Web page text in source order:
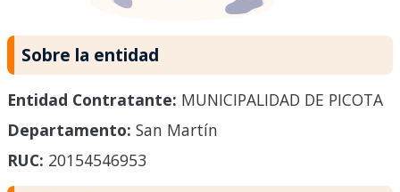
Sobre la entidad
Entidad Contratante: MUNICIPALIDAD DE PICOTA
Departamento: San Martín
RUC: 20154546953